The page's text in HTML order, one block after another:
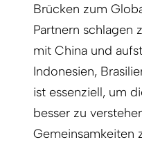
Brücken zum
Partnern schlagen
mit China und
Indonesien,
ist essenziell, um
besser zu
Gemeinsamkeiten